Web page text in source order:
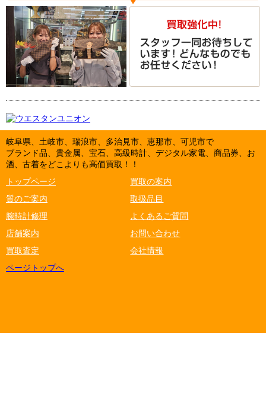
岐阜県、土岐市、瑞浪市、多治見市、恵那市、可児市で
ブランド品、貴金属、宝石、高級時計、デジタル家電、商品券、お
酒、古着をどこよりも高価買取！！
トップページ
買取の案内
質のご案内
取扱品目
腕時計修理
よくあるご質問
店舗案内
お問い合わせ
買取査定
会社情報
ページトップへ